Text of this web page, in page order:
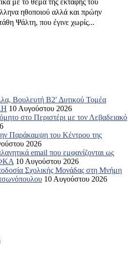
με το θέμα της εκταφής του
ηθοποιού αλλά και πρώην
Ψάλτη, που έγινε χωρίς...
Βουλευτή Β2′ Δυτικού Τομέα
10 Αυγούστου 2026
στο Περιστέρι με τον Λεβαδειακό
Παράκαμψη του Κέντρου της
2026
email που εμφανίζονται ως
10 Αυγούστου 2026
Σχολικής Μονάδας στη Μνήμη
10 Αυγούστου 2026